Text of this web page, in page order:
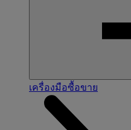
เครื่องมือซื้อขาย